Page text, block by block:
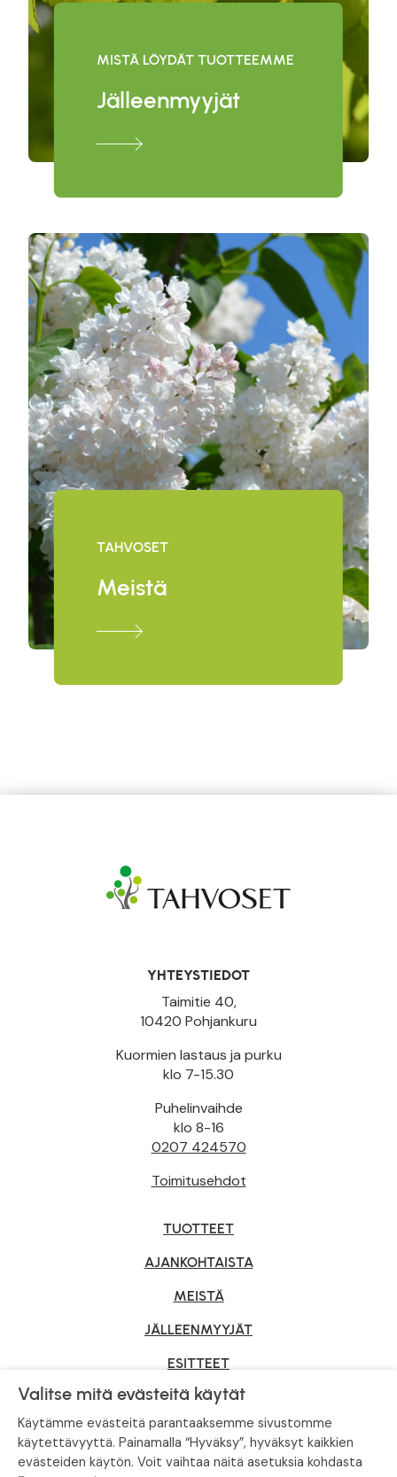
MISTÄ LÖYDÄT TUOTTEEMME
Jälleenmyyjät
TAHVOSET
Meistä
YHTEYSTIEDOT
Taimitie 40,
10420 Pohjankuru
Kuormien lastaus ja purku
klo 7-15.30
Puhelinvaihde
klo 8-16
0207 424570
Toimitusehdot
TUOTTEET
AJANKOHTAISTA
MEISTÄ
JÄLLEENMYYJÄT
ESITTEET
YRITYSMYYNTI
Valitse mitä evästeitä käytät
Käytämme evästeitä parantaaksemme sivustomme
käytettävyyttä. Painamalla “Hyväksy”, hyväksyt kaikkien
evästeiden käytön. Voit vaihtaa näitä asetuksia kohdasta